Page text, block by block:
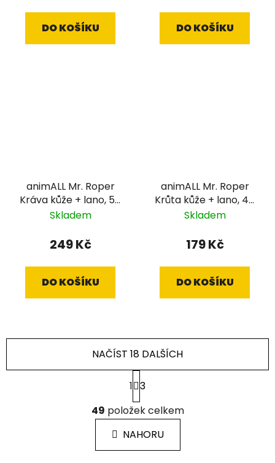
DO KOŠÍKU DO KOŠÍKU
animALL Mr. Roper
Kráva kůže + lano, 57
cm / 12 mm
Skladem
249 Kč
DO KOŠÍKU
animALL Mr. Roper
Krůta kůže + lano, 47
cm / 9 mm
Skladem
179 Kč
DO KOŠÍKU
O
v
l
á
d
NAČÍST 18 DALŠÍCH
S
t
r
á
n
k
1 3
49 položek celkem
NAHORU